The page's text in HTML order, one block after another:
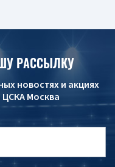
РАССЫЛКУ
новостях и акциях
ЦСКА Москва